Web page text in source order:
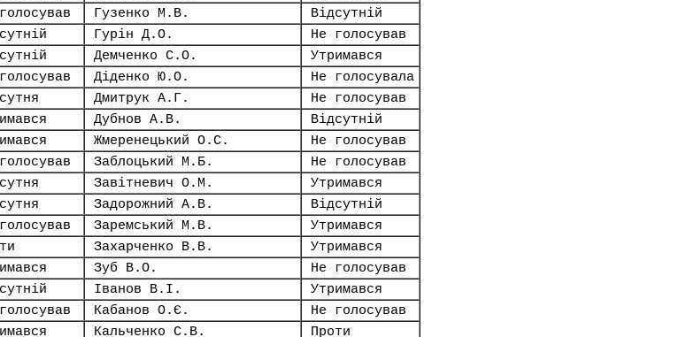
Гузенко М.В.
Відсутній
Гурін Д.О.
Не голосував
Демченко С.О.
Утримався
Діденко Ю.О.
Не голосувала
Дмитрук А.Г.
Не голосував
Дубнов А.В.
Відсутній
Жмеренецький О.С.
Не голосував
Заблоцький М.Б.
Не голосував
Завітневич О.М.
Утримався
Задорожний А.В.
Відсутній
Заремський М.В.
Утримався
Захарченко В.В.
Утримався
Зуб В.О.
Не голосував
Іванов В.І.
Утримався
Кабанов О.Є.
Не голосував
Кальченко С.В.
Проти